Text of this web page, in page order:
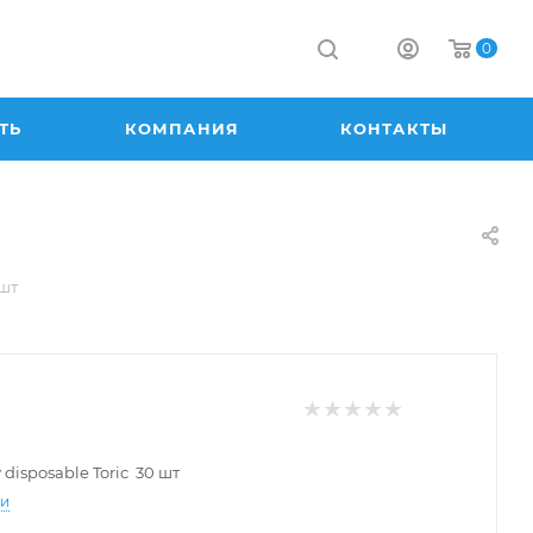
0
КОМПАНИЯ КОНТАКТЫ
disposable Toric 30 шт